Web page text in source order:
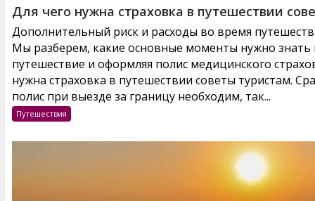
Для чего нужна страховка в путешествии
Дополнительный риск и расходы во время
Мы разберем, какие основные моменты нужно знать
путешествие и оформляя полис медицинского
нужна страховка в путешествии советы туристам.
полис при выезде за границу необходим, так...
Путешествия